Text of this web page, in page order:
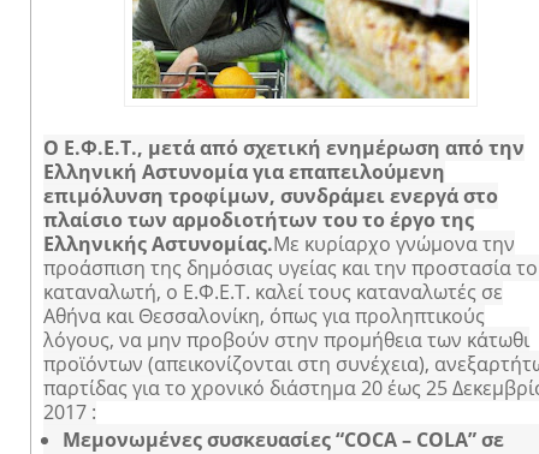
Ο Ε.Φ.Ε.Τ., μετά από σχετική ενημέρωση από την
Ελληνική Αστυνομία για επαπειλούμενη
επιμόλυνση τροφίμων, συνδράμει ενεργά στο
πλαίσιο των αρμοδιοτήτων του το έργο της
Ελληνικής Αστυνομίας.Με κυρίαρχο γνώμονα την
προάσπιση της δημόσιας υγείας και την προστασία
καταναλωτή, ο Ε.Φ.Ε.Τ. καλεί τους καταναλωτές σε
Αθήνα και Θεσσαλονίκη, όπως για προληπτικούς
λόγους, να μην προβούν στην προμήθεια των κάτωθι
προϊόντων (απεικονίζονται στη συνέχεια),
παρτίδας για το χρονικό διάστημα 20 έως 25
2017 :
Μεμονωμένες συσκευασίες “COCA – COLA” σε